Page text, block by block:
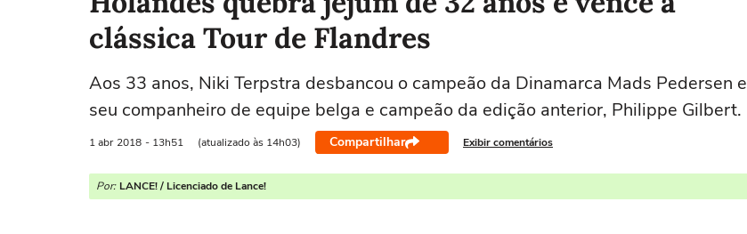
clássica Tour de Flandres
Aos 33 anos, Niki Terpstra desbancou o campeão da Dinamarca Mads Pedersen e
seu companheiro de equipe belga e campeão da edição anterior, Philippe Gilbert.
1 abr 2018 - 13h51 (atualizado às 14h03) Compartilhar Exibir comentários
Por: LANCE! / Licenciado de Lance!